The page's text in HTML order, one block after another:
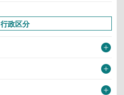
行政区分